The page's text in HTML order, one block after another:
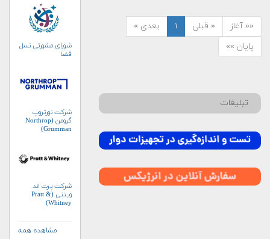
«« آغاز « قبلی ۱
بعدی »
پایان »»
تبلیغات
شورای مشورتی نسل
فضا
شرکت نورتروپ
گرومن (Northrop
Grumman)
شرکت پرت اند
ویتنی (Pratt &
Whitney)
مشاهده همه